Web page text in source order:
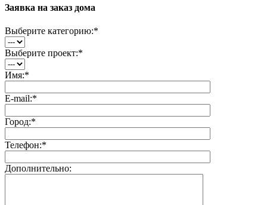
Заявка на заказ дома
Выберите категорию:*
Выберите проект:*
Имя:*
E-mail:*
Город:*
Телефон:*
Дополнительно: